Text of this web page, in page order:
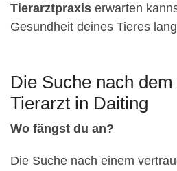
Tierarztpraxis erwarten
Gesundheit deines Tieres
Die Suche nach
Tierarzt in Daiting
Wo fängst du an?
Die Suche nach einem